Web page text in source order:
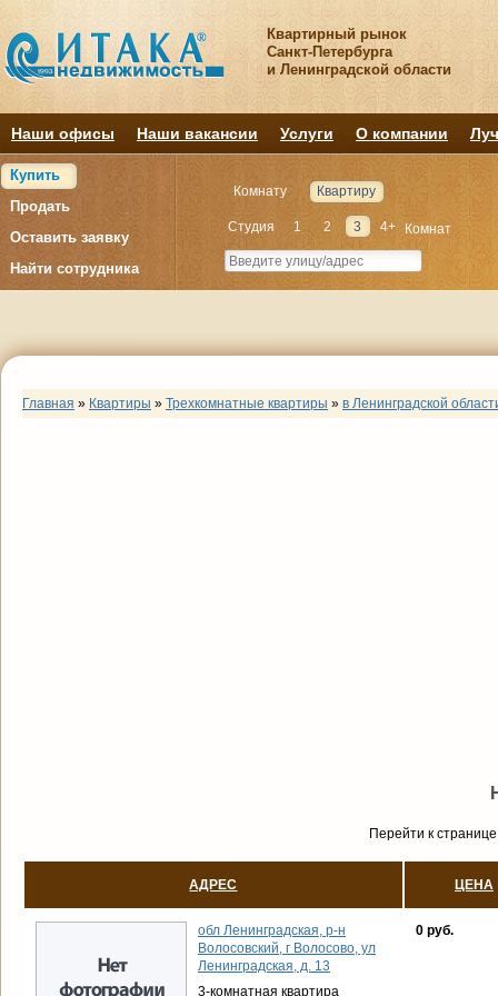
Квартирный рынок
Санкт-Петербурга
и Ленинградской области
Наши офисы Наши вакансии Услуги О компании
Купить
Продать
Оставить заявку
Найти сотрудника
Комнату Квартиру
Студия 1 2 3 4+ Комнат
Главная » Квартиры » Трехкомнатные квартиры » в Ленинградской
Перейти к
АДРЕС ЦЕНА
обл Ленинградская, р-н
Волосовский, г Волосово, ул
Ленинградская, д. 13
3-комнатная квартира
0 руб.